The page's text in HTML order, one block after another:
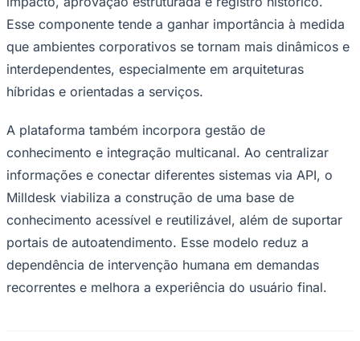
ITIL e a evolução da gestão de serviços de TI
Criado originalmente na década de 1980 pelo governo
britânico, o ITIL evoluiu ao longo das últimas décadas
para acompanhar a transformação digital das empresas.
valor, experiência do usuário e eficiência operacional
mensurável — aspectos que refletem as demandas
atuais de negócios orientados por tecnologia.
Plataformas de service desk deixam de ser apenas
ferramentas operacionais e passam a ocupar um papel
estratégico na gestão corporativa. A capacidade de
integrar processos, dados e fluxos de trabalho em um